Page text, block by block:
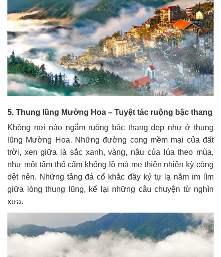
5. Thung lũng Mường Hoa – Tuyệt tác ruộng bậc thang
Không nơi nào ngắm ruộng bậc thang đẹp như ở thung
lũng Mường Hoa. Những đường cong mềm mại của đất
trời, xen giữa là sắc xanh, vàng, nâu của lúa theo mùa,
như một tấm thổ cẩm khổng lồ mà mẹ thiên nhiên kỳ công
dệt nên. Những tảng đá cổ khắc đầy ký tự lạ nằm im lìm
giữa lòng thung lũng, kể lại những câu chuyện từ nghìn
xưa.